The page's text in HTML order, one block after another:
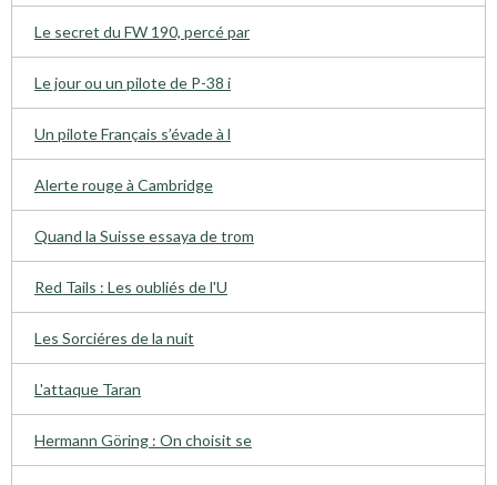
Le secret du FW 190, percé par
Le jour ou un pilote de P-38 i
Un pilote Français s’évade à l
Alerte rouge à Cambridge
Quand la Suisse essaya de trom
Red Tails : Les oubliés de l'U
Les Sorciéres de la nuit
L'attaque Taran
Hermann Göring : On choisit se